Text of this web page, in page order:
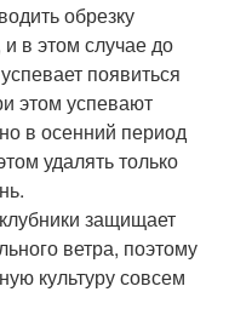
обрезку
и в этом случае до
появиться
этом успевают
в осенний период
удалять только
защищает
ветра, поэтому
культуру совсем